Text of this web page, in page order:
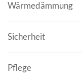
Wärmedämmung
Sicherheit
Pflege